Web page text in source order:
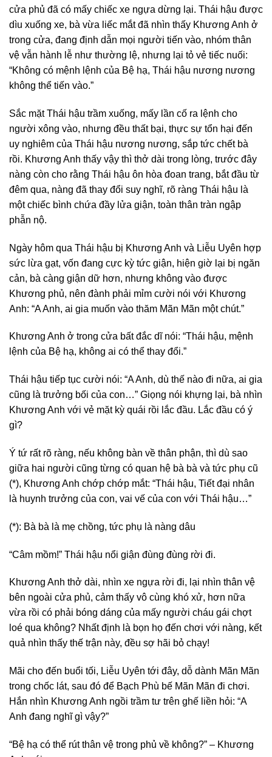
cửa phủ đã có mấy chiếc xe ngựa dừng lại. Thái hậu được
dìu xuống xe, bà vừa liếc mắt đã nhìn thấy Khương Anh ở
trong cửa, đang định dẫn mọi người tiến vào, nhóm thân
vệ vẫn hành lễ như thường lệ, nhưng lại tỏ vẻ tiếc nuối:
“Không có mệnh lệnh của Bệ hạ, Thái hậu nương nương
không thể tiến vào.”
Sắc mặt Thái hậu trầm xuống, mấy lần cố ra lệnh cho
người xông vào, nhưng đều thất bại, thực sự tổn hại đến
uy nghiêm của Thái hậu nương nương, sắp tức chết bà
rồi. Khương Anh thấy vậy thì thở dài trong lòng, trước đây
nàng còn cho rằng Thái hậu ôn hòa đoan trang, bắt đầu từ
đêm qua, nàng đã thay đổi suy nghĩ, rõ ràng Thái hậu là
một chiếc bình chứa đầy lửa giận, toàn thân tràn ngập
phẫn nộ.
Ngày hôm qua Thái hậu bị Khương Anh và Liễu Uyên hợp
sức lừa gạt, vốn đang cực kỳ tức giận, hiện giờ lại bị ngăn
cản, bà càng giận dữ hơn, nhưng không vào được
Khương phủ, nên đành phải mỉm cười nói với Khương
Anh: “A Anh, ai gia muốn vào thăm Mãn Mãn một chút.”
Khương Anh ở trong cửa bất đắc dĩ nói: “Thái hậu, mệnh
lệnh của Bệ hạ, không ai có thể thay đổi.”
Thái hậu tiếp tục cười nói: “A Anh, dù thế nào đi nữa, ai gia
cũng là trưởng bối của con…” Giọng nói khựng lại, bà nhìn
Khương Anh với vẻ mặt kỳ quái rồi lắc đầu. Lắc đầu có ý
gì?
Ý tứ rất rõ ràng, nếu không bàn về thân phận, thì dù sao
giữa hai người cũng từng có quan hệ bà bà và tức phụ cũ
(*), Khương Anh chớp chớp mắt: “Thái hậu, Tiết đại nhân
là huynh trưởng của con, vai vế của con với Thái hậu…”
(*): Bà bà là mẹ chồng, tức phụ là nàng dâu
“Câm mồm!” Thái hậu nổi giận đùng đùng rời đi.
Khương Anh thở dài, nhìn xe ngựa rời đi, lại nhìn thân vệ
bên ngoài cửa phủ, cảm thấy vô cùng khó xử, hơn nữa
vừa rồi có phải bóng dáng của mấy người cháu gái chợt
loé qua không? Nhất định là bọn họ đến chơi với nàng, kết
quả nhìn thấy thế trận này, đều sợ hãi bỏ chạy!
Mãi cho đến buổi tối, Liễu Uyên tới đây, dỗ dành Mãn Mãn
trong chốc lát, sau đó để Bạch Phù bế Mãn Mãn đi chơi.
Hắn nhìn Khương Anh ngồi trầm tư trên ghế liền hỏi: “A
Anh đang nghĩ gì vậy?”
“Bệ hạ có thể rút thân vệ trong phủ về không?” – Khương